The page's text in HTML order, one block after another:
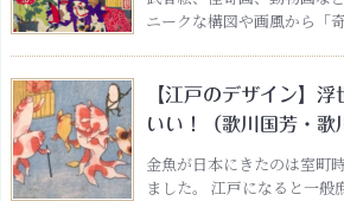
ニークな構図や画風から「
【江戸のデザイン】
いい！（歌川国芳・歌
金魚が日本にきたのは室町
ました。 江戸になると一般